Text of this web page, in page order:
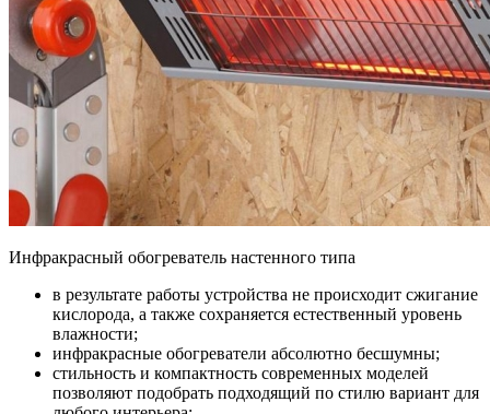
Инфракрасный обогреватель настенного типа
в результате работы устройства не происходит сжигание
кислорода, а также сохраняется естественный уровень
влажности;
инфракрасные обогреватели абсолютно бесшумны;
стильность и компактность современных моделей
позволяют подобрать подходящий по стилю вариант для